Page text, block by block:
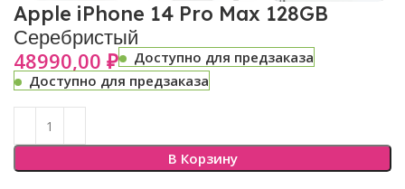
Apple iPhone 14 Pro Max 128GB
Серебристый
48990,00₽
Доступно для предзаказа
Доступно для предзаказа
В Корзину